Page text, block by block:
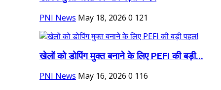
PNI News May 18, 2026 0 121
खेलों को डोपिंग मुक्त बनाने के लिए PEFI की बड़ी...
PNI News May 16, 2026 0 116